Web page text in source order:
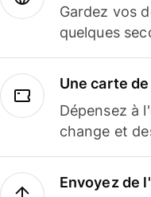
Gardez vos
quelques
Une carte
Dépensez à
change et
Envoyez de